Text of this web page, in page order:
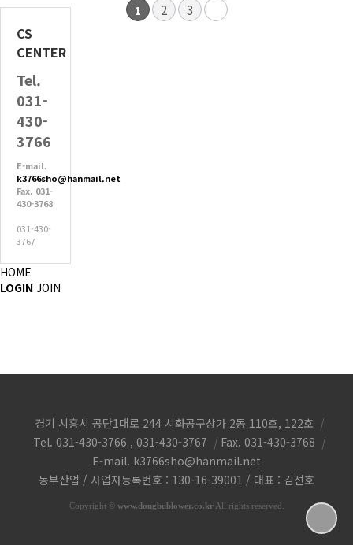
1 2 3
CS
CENTER
Tel.
031-
430-
3766
E-mail.
k3766sho@hanmail.net
Fax. 031-
430-3768
031-430-
3767
HOME
LOGIN JOIN
경기 시흥시 공단1대로 244 시화공구상가 2동 110호, 122호 |
Tel. 031-430-3766 , 031-430-3767 | Fax. 031-430-3768 |
E-mail. k3766sho@hanmail.net
동부산업 / 사업자등록번호 : 130-16-39001 / 대표 : 김선호
Copyright © www.dongbublower.co.kr All rights reserved.